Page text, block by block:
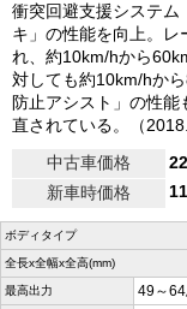
衝突回避支援システム
キ」の性能を向上。レ
れ、約10km/hから
対しても約10km/hか
防止アシスト」の性
直されている。（
中古車価格
22
新車時価格
ボディタイプ
全長x全幅x全高(mm)
最高出力 49～